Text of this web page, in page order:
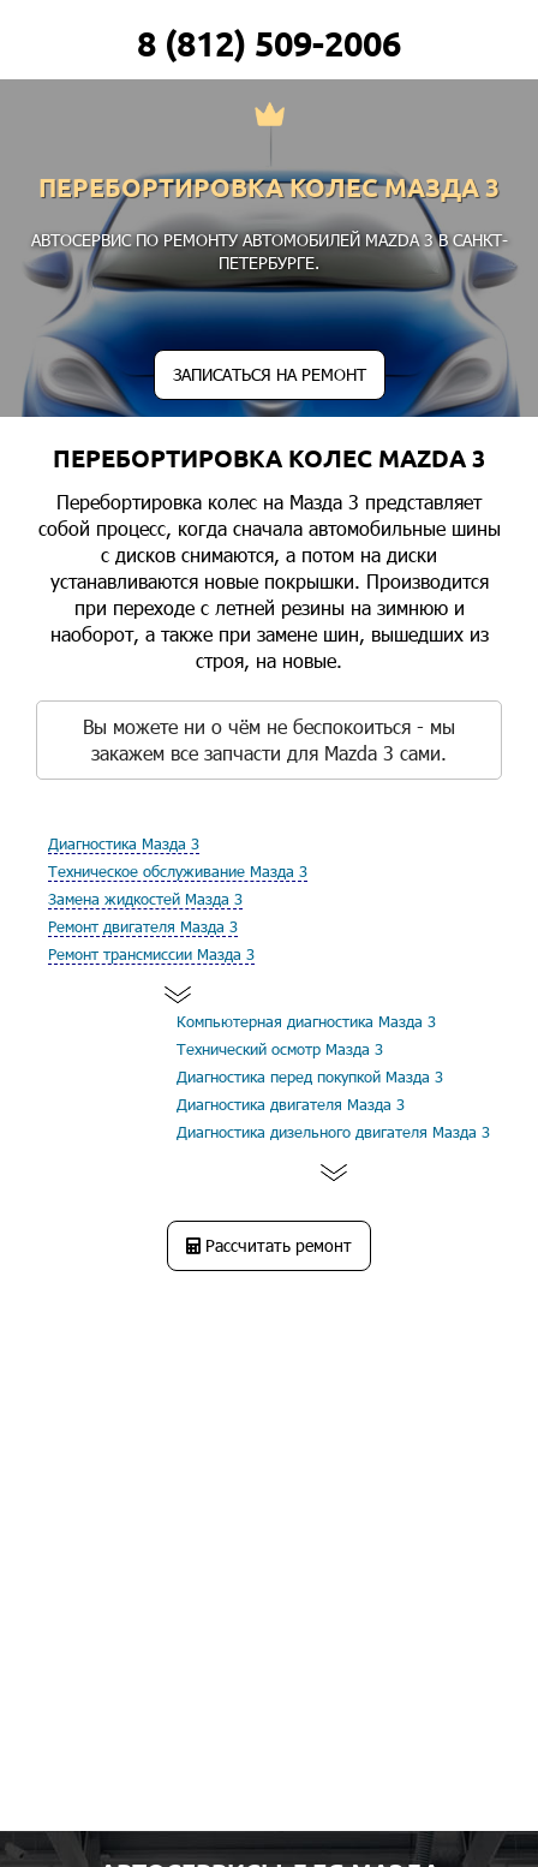
8 (812) 509-2006
ПЕРЕБОРТИРОВКА КОЛЕС МАЗДА 3
АВТОСЕРВИС ПО РЕМОНТУ АВТОМОБИЛЕЙ MAZDA 3 В САНКТ-
ПЕТЕРБУРГЕ.
ЗАПИСАТЬСЯ НА РЕМОНТ
ПЕРЕБОРТИРОВКА КОЛЕС MAZDA 3
Перебортировка колес на Мазда 3 представляет
собой процесс, когда сначала автомобильные шины
с дисков снимаются, а потом на диски
устанавливаются новые покрышки. Производится
при переходе с летней резины на зимнюю и
наоборот, а также при замене шин, вышедших из
строя, на новые.
Вы можете ни о чём не беспокоиться - мы
закажем все запчасти для Mazda 3 сами.
Диагностика Мазда 3
Техническое обслуживание Мазда 3
Замена жидкостей Мазда 3
Ремонт двигателя Мазда 3
Ремонт трансмиссии Мазда 3
Компьютерная диагностика Мазда 3
Технический осмотр Мазда 3
Диагностика перед покупкой Мазда 3
Диагностика двигателя Мазда 3
Диагностика дизельного двигателя Мазда 3
Рассчитать ремонт